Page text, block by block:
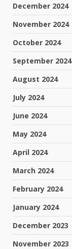
December 2024
November 2024
October 2024
September 2024
August 2024
July 2024
June 2024
May 2024
April 2024
March 2024
February 2024
January 2024
December 2023
November 2023